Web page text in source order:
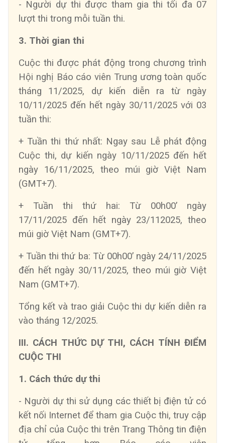
- Người dự thi được tham gia thi tối đa 07
lượt thi trong mỗi tuần thi.
3. Thời gian thi
Cuộc thi được phát động trong chương trình
Hội nghị Báo cáo viên Trung ương toàn quốc
tháng 11/2025, dự kiến diễn ra từ ngày
10/11/2025 đến hết ngày 30/11/2025 với 03
tuần thi:
+ Tuần thi thứ nhất: Ngay sau Lễ phát động
Cuộc thi, dự kiến ngày 10/11/2025 đến hết
ngày 16/11/2025, theo múi giờ Việt Nam
(GMT+7).
+ Tuần thi thứ hai: Từ 00h00’ ngày
17/11/2025 đến hết ngày 23/112025, theo
múi giờ Việt Nam (GMT+7).
+ Tuần thi thứ ba: Từ 00h00’ ngày 24/11/2025
đến hết ngày 30/11/2025, theo múi giờ Việt
Nam (GMT+7).
Tổng kết và trao giải Cuộc thi dự kiến diễn ra
vào tháng 12/2025.
III. CÁCH THỨC DỰ THI, CÁCH TÍNH ĐIỂM
CUỘC THI
1. Cách thức dự thi
- Người dự thi sử dụng các thiết bị điện tử có
kết nối Internet để tham gia Cuộc thi, truy cập
địa chỉ của Cuộc thi trên Trang Thông tin điện